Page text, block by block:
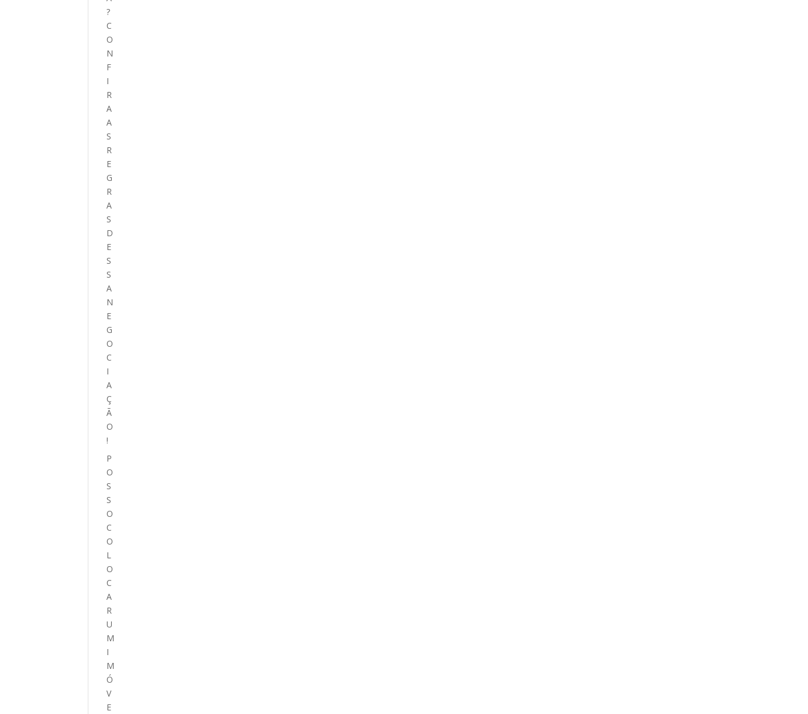
?
C
O
N
F
I
R
A
A
S
R
E
G
R
A
S
D
E
S
S
A
N
E
G
O
C
I
A
Ç
Ã
O
!
P
O
S
S
O
C
O
L
O
C
A
R
U
M
I
M
Ó
V
E